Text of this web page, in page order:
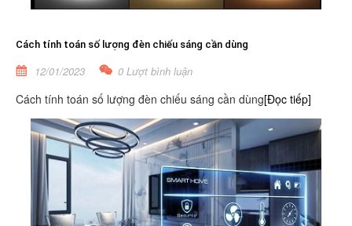
Cách tính toán số lượng đèn chiếu sáng cần dùng
12/01/2023 0 Lượt bình luận
Cách tính toán số lượng đèn chiếu sáng cần dùng[Đọc tiếp]